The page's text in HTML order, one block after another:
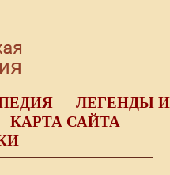
ЛЕГЕНДЫ И
КАРТА САЙТА